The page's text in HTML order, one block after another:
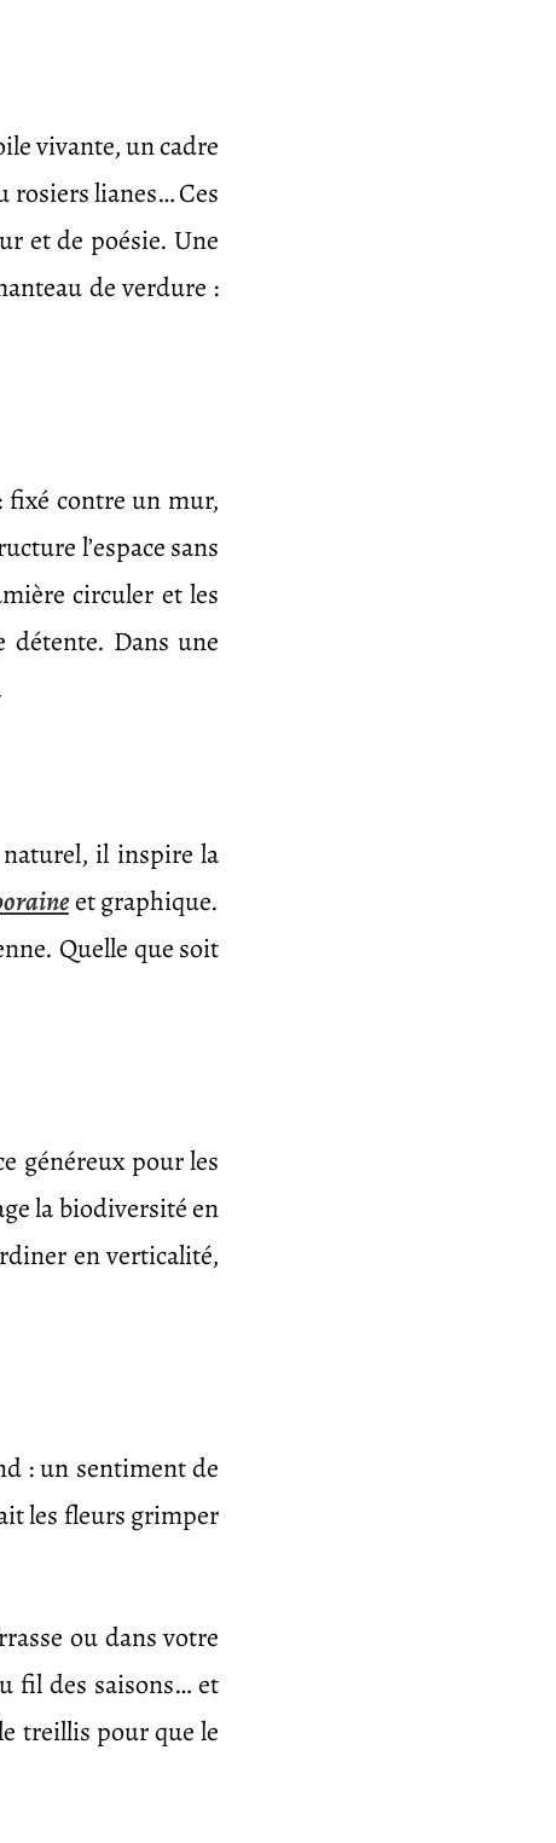
vivante, un cadre
rosiers lianes… Ces
et de poésie. Une
de verdure :
fixé contre un mur,
l’espace sans
circuler et les
détente. Dans une
il inspire la
et graphique.
Quelle que soit
généreux pour les
la biodiversité en
en verticalité,
: un sentiment de
les fleurs grimper
ou dans votre
fil des saisons… et
treillis pour que le